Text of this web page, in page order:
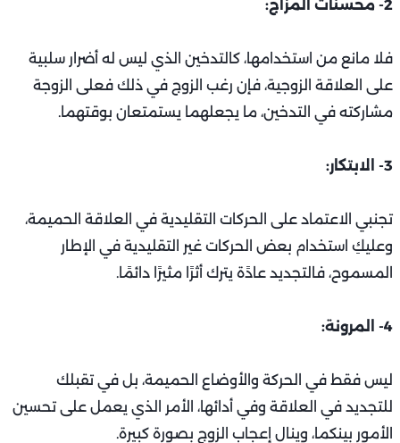
2- محسنات المزاج:
فلا مانع من استخدامها، كالتدخين الذي ليس له أضرار سلبية
على العلاقة الزوجية، فإن رغب الزوج في ذلك فعلى الزوجة
مشاركته في التدخين، ما يجعلهما يستمتعان بوقتهما.
3- الابتكار:
تجنبي الاعتماد على الحركات التقليدية في العلاقة الحميمة،
وعليكِ استخدام بعض الحركات غير التقليدية في الإطار
المسموح، فالتجديد عادًة يترك أثرًا مثيرًا دائمًا.
4- المرونة:
ليس فقط في الحركة والأوضاع الحميمة، بل في تقبلك
للتجديد في العلاقة وفي أدائها، الأمر الذي يعمل على تحسين
الأمور بينكما، وينال إعجاب الزوج بصورة كبيرة.